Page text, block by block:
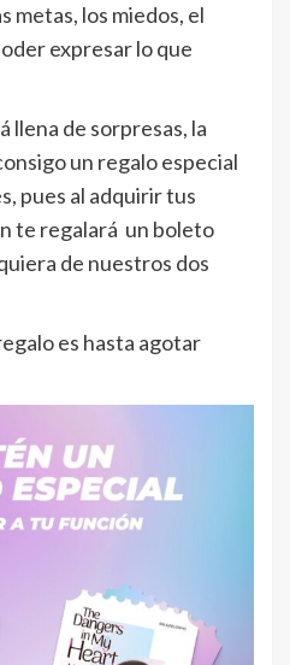
metas, los miedos, el
expresar lo que
llena de sorpresas, la
un regalo especial
pues al adquirir tus
te regalará un boleto
de nuestros dos
es hasta agotar